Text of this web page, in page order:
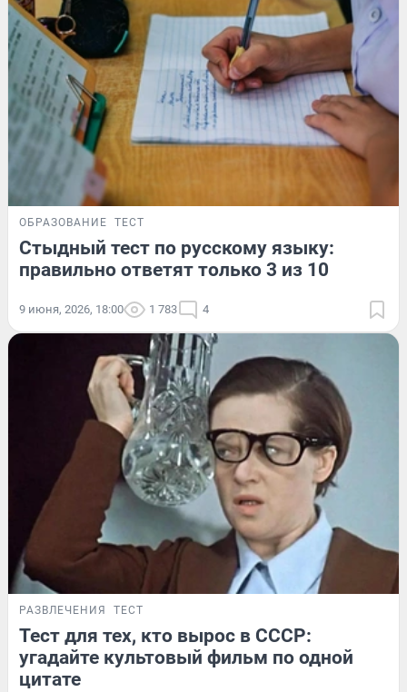
ОБРАЗОВАНИЕ ТЕСТ
Стыдный тест по русскому языку:
правильно ответят только 3 из 10
9 июня, 2026, 18:00 1 783 4
РАЗВЛЕЧЕНИЯ ТЕСТ
Тест для тех, кто вырос в СССР:
угадайте культовый фильм по одной
цитате